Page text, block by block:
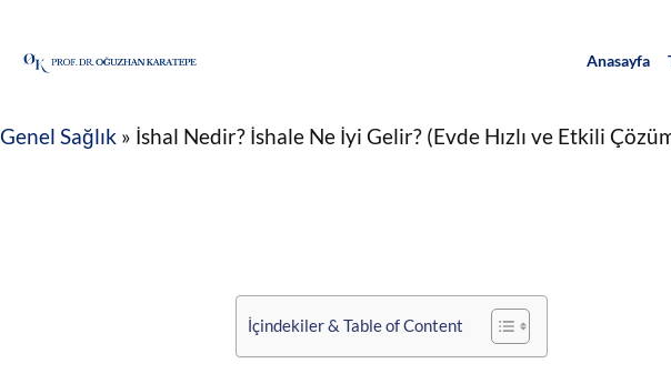
Anasayfa
Genel Sağlık » İshal Nedir? İshale Ne İyi Gelir? (Evde Hızlı ve Etkili
İçindekiler & Table of Content